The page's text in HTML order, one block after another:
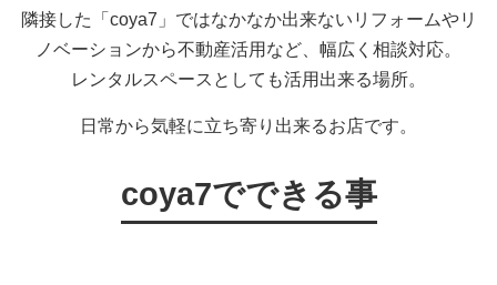
隣接した「coya7」ではなかなか出来ないリフォームやリ
ノベーションから不動産活用など、幅広く相談対応。
レンタルスペースとしても活用出来る場所。
日常から気軽に立ち寄り出来るお店です。
coya7でできる事